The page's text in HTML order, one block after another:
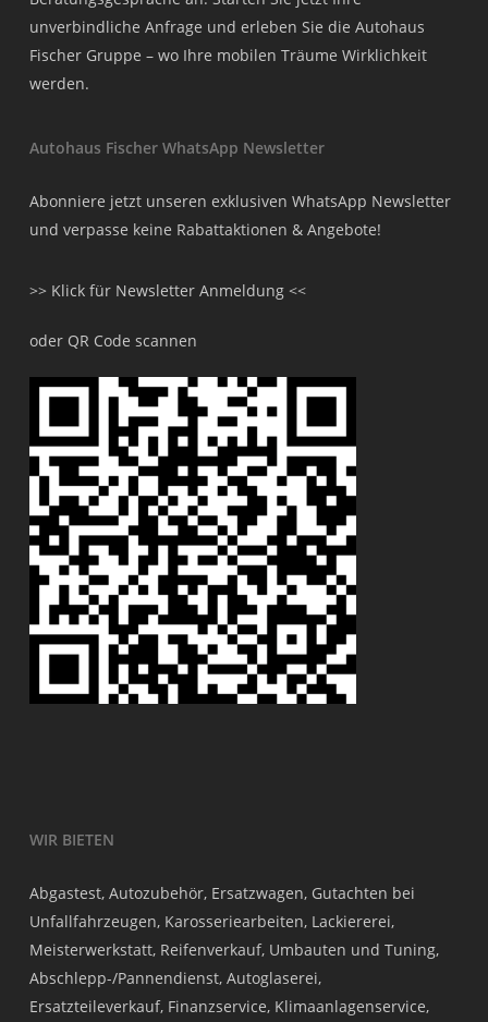
unverbindliche Anfrage und erleben Sie die Autohaus
Fischer Gruppe – wo Ihre mobilen Träume Wirklichkeit
werden.
Autohaus Fischer WhatsApp Newsletter
Abonniere jetzt unseren exklusiven WhatsApp Newsletter
und verpasse keine Rabattaktionen & Angebote!
>> Klick für Newsletter Anmeldung <<
oder QR Code scannen
WIR BIETEN
Abgastest, Autozubehör, Ersatzwagen, Gutachten bei
Unfallfahrzeugen, Karosseriearbeiten, Lackiererei,
Meisterwerkstatt, Reifenverkauf, Umbauten und Tuning,
Abschlepp-/Pannendienst, Autoglaserei,
Ersatzteileverkauf, Finanzservice, Klimaanlagenservice,